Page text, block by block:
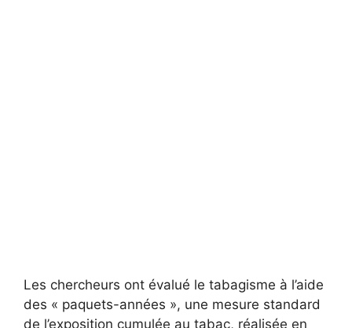
Les chercheurs ont évalué le tabagisme à l’aide
des « paquets-années », une mesure standard
de l’exposition cumulée au tabac, réalisée en